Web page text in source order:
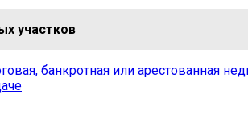
участков
банкротная или арестованная